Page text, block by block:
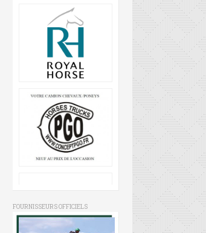
FOURNISSEURS OFFICIELS